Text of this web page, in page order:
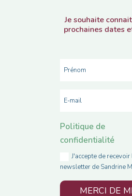
Je souhaite
prochaines dates
Politique de
confidentialité
J'accepte de recevoir
newsletter de Sandrine
MERCI DE